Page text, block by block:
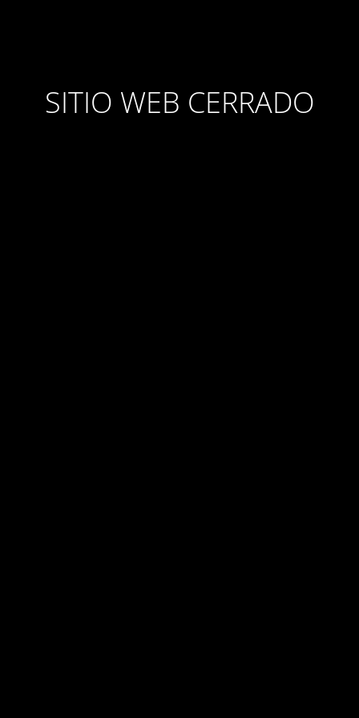
SITIO WEB CERRADO